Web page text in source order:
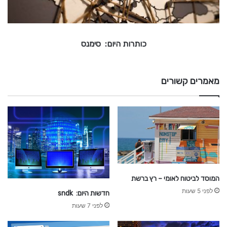
-
ו
ת
ה
כ
ל
כ
ל
ה
י
ו
מ
נ
ס
כותרות היום: סימנס
מאמרים קשורים
המוסד לביטוח לאומי – רץ ברשת
לפני 5 שעות חדשות היום: sndk
לפני 7 שעות